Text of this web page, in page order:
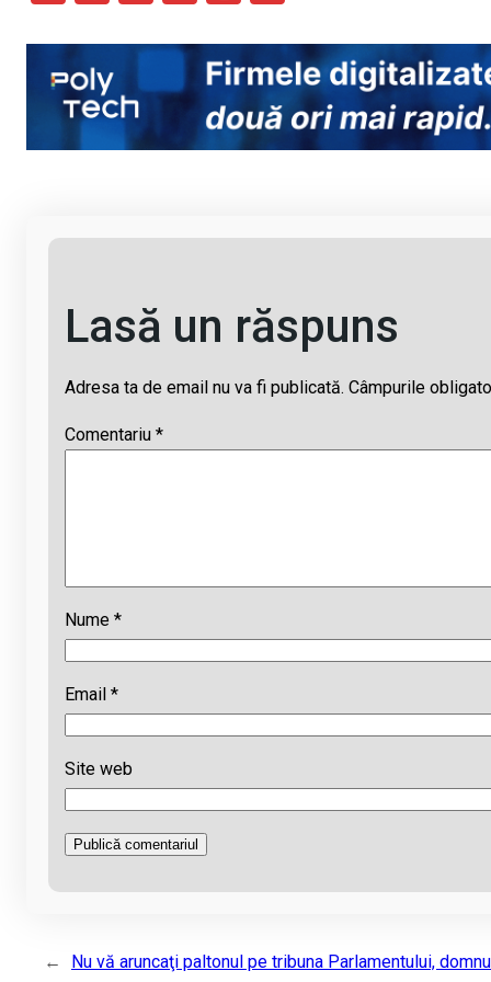
py
Li
n
k
ce
b
o
o
at
s
A
p
e
a
d
s
ail
Lasă un răspuns
Adresa ta de email nu va fi publicată. Câmpurile
Comentariu *
Nume *
Email *
Site web
←
Nu vă aruncaţi paltonul pe tribuna Parlamentului,